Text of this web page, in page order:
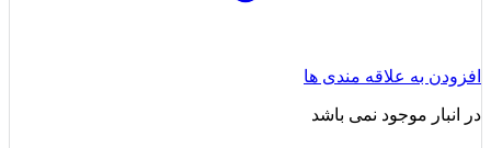
افزودن به علاقه مندی ها
در انبار موجود نمی باشد